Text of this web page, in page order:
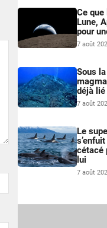
Ce que
Lune,
pour
7 août
Sous
déjà lié
7 août
Le
cétacé
lui
7 août